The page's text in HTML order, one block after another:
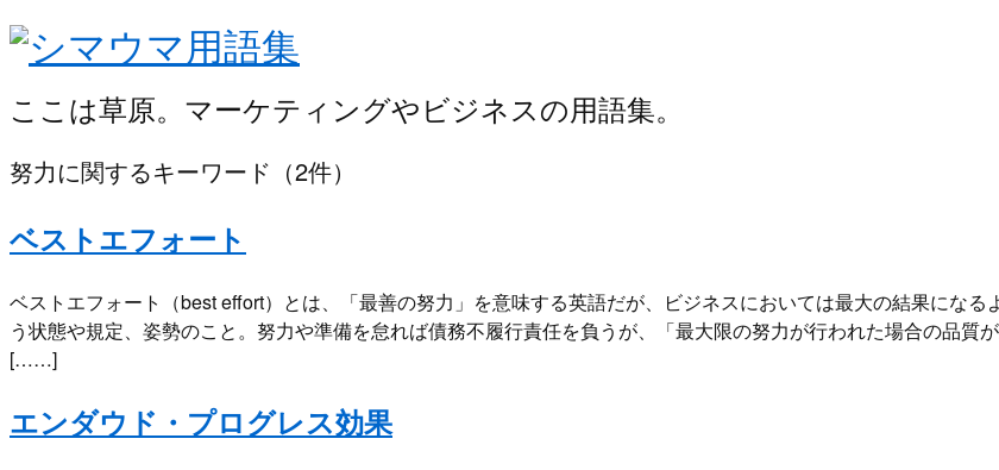
ここは草原。マーケティングやビジネスの用語集。
努力に関するキーワード（2件）
ベストエフォート
ベストエフォート（best effort）とは、「最善の努力」を意味する英語だが、ビジネスにおいては最大の結果になる
う状態や規定、姿勢のこと。努力や準備を怠れば債務不履行責任を負うが、「最大限の努力が行われた場合の品質
[……]
エンダウド・プログレス効果